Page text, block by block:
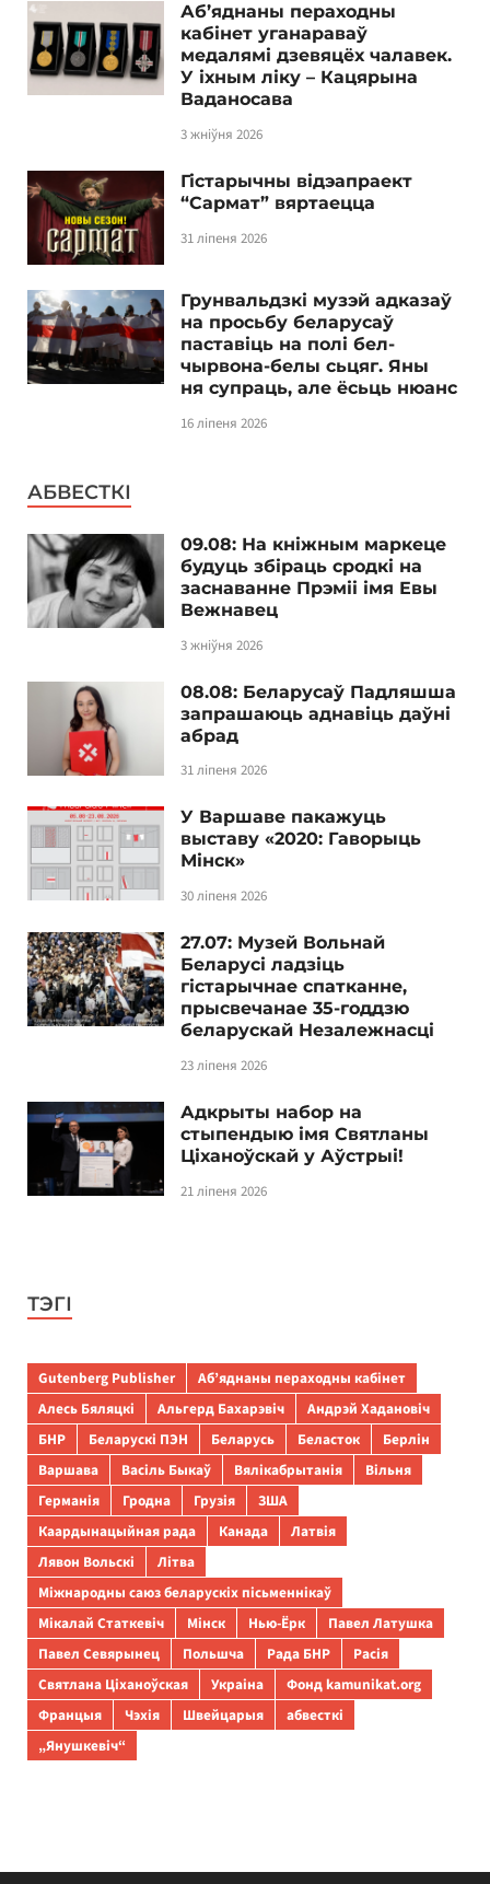
Аб’яднаны пераходны
кабінет уганараваў
медалямі дзевяцёх чалавек.
У іхным ліку – Кацярына
Ваданосава
3 жніўня 2026
Гістарычны відэапраект
“Сармат” вяртаецца
31 ліпеня 2026
Грунвальдзкі музэй адказаў
на просьбу беларусаў
паставіць на полі бел-
чырвона-белы сьцяг. Яны
ня супраць, але ёсьць нюанс
16 ліпеня 2026
АБВЕСТКІ
09.08: На кніжным маркеце
будуць збіраць сродкі на
заснаванне Прэміі імя Евы
Вежнавец
3 жніўня 2026
08.08: Беларусаў Падляшша
запрашаюць аднавіць даўні
абрад
31 ліпеня 2026
У Варшаве пакажуць
выставу «2020: Гаворыць
Мінск»
30 ліпеня 2026
27.07: Музей Вольнай
Беларусі ладзіць
гістарычнае спатканне,
прысвечанае 35-годдзю
беларускай Незалежнасці
23 ліпеня 2026
Адкрыты набор на
стыпендыю імя Святланы
Ціханоўскай у Аўстрыі!
21 ліпеня 2026
ТЭГІ
Gutenberg Publisher
Аб’яднаны пераходны кабінет
Алесь Бяляцкі
Альгерд Бахарэвіч
Андрэй Хадановіч
БНР
Беларускі ПЭН Беларусь Беласток
Берлін
Варшава
Васіль Быкаў Вялікабрытанія
Вільня
Германія
Гродна Грузія
ЗША
Каардынацыйная рада
Канада
Латвія
Лявон Вольскі
Літва
Міжнародны саюз беларускіх пісьменнікаў
Мікалай Статкевіч
Мінск Нью-Ёрк
Павел Латушка
Павел Севярынец
Польшча Рада БНР
Расія
Святлана Ціханоўская
Украіна
Фонд kamunikat.org
Францыя
Чэхія Швейцарыя
абвесткі
„Янушкевіч“